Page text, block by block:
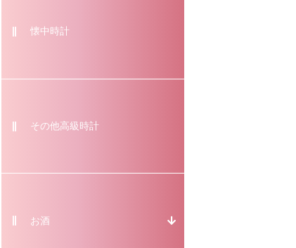
懐中時計
その他高級時計
お酒